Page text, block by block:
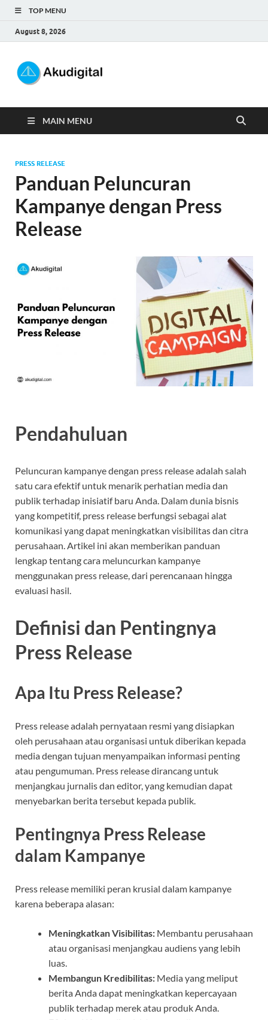
TOP MENU
August 8, 2026
MAIN MENU
PRESS RELEASE
Panduan Peluncuran
Kampanye dengan Press
Release
Pendahuluan
Peluncuran kampanye dengan press release adalah salah
satu cara efektif untuk menarik perhatian media dan
publik terhadap inisiatif baru Anda. Dalam dunia bisnis
yang kompetitif, press release berfungsi sebagai alat
komunikasi yang dapat meningkatkan visibilitas dan citra
perusahaan. Artikel ini akan memberikan panduan
lengkap tentang cara meluncurkan kampanye
menggunakan press release, dari perencanaan hingga
evaluasi hasil.
Definisi dan Pentingnya
Press Release
Apa Itu Press Release?
Press release adalah pernyataan resmi yang disiapkan
oleh perusahaan atau organisasi untuk diberikan kepada
media dengan tujuan menyampaikan informasi penting
atau pengumuman. Press release dirancang untuk
menjangkau jurnalis dan editor, yang kemudian dapat
menyebarkan berita tersebut kepada publik.
Pentingnya Press Release
dalam Kampanye
Press release memiliki peran krusial dalam kampanye
karena beberapa alasan:
Meningkatkan Visibilitas: Membantu perusahaan
atau organisasi menjangkau audiens yang lebih
luas.
Membangun Kredibilitas: Media yang meliput
berita Anda dapat meningkatkan kepercayaan
publik terhadap merek atau produk Anda.